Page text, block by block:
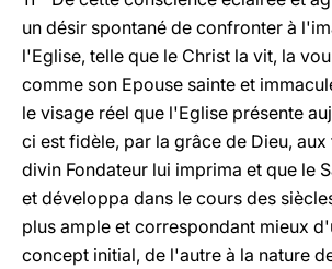
un désir spontané de confronter à
l'Eglise, telle que le Christ la vit, la
comme son Epouse sainte et
le visage réel que l'Eglise présente
ci est fidèle, par la grâce de Dieu,
divin Fondateur lui imprima et que le
et développa dans le cours des
plus ample et correspondant mieux
concept initial, de l'autre à la nature